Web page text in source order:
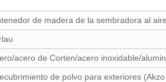
de madera de la sembradora al
acero de Corten/acero inoxidable/
de polvo para exteriores